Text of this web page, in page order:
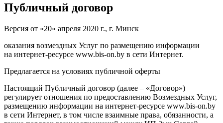
Публичный договор
Версия от «20» апреля 2020 г., г. Минск
оказания возмездных Услуг по размещению информации
на интернет-ресурсе www.bis-on.by в сети Интернет.
Предлагается на условиях публичной оферты
Настоящий Публичный договор (далее – «Договор»)
регулирует отношения по предоставлению Возмездных Услуг,
размещению информации на интернет-ресурсе www.bis-on.by
в сети Интернет, в том числе взаимные права, обязанности, а